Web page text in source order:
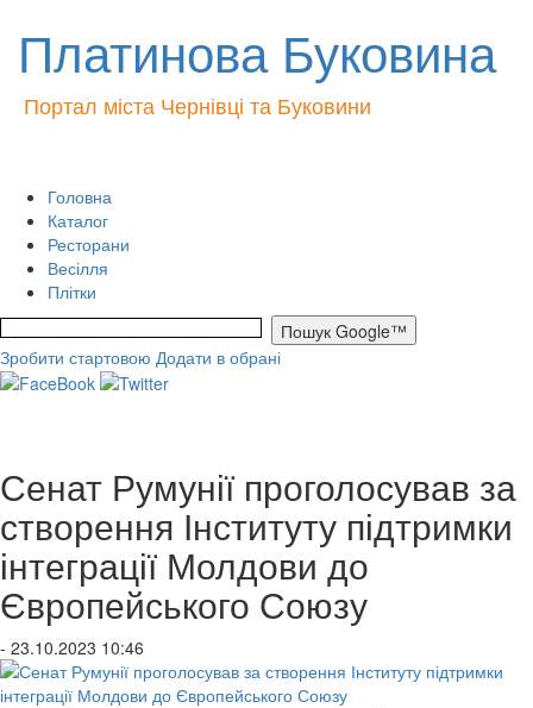
Платинова Буковина
Портал міста Чернівці та Буковини
Головна
Каталог
Ресторани
Весілля
Плітки
Зробити стартовою Додати в обрані
Сенат Румунії проголосував за
створення Інституту підтримки
інтеграції Молдови до
Європейського Союзу
- 23.10.2023 10:46